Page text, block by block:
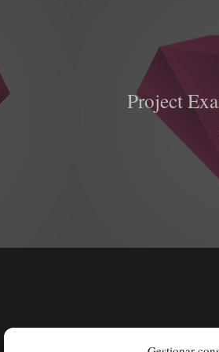
Project